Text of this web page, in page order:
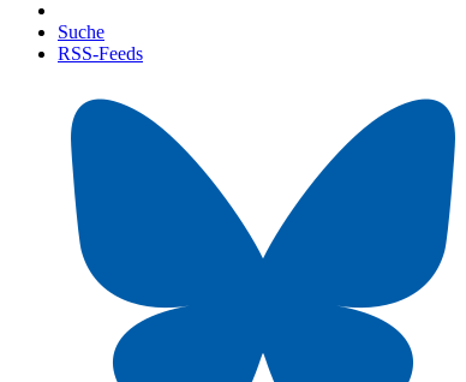
Suche
RSS-Feeds